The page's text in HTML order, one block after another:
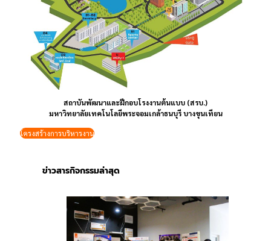
สถาบันพัฒนาและฝึกอบโรงงานต้นแบบ (สรบ.)
มหาวิทยาลัยเทคโนโลยีพระจอมเกล้าธนบุรี บางขุนเทียน
โครงสร้างการบริหารงาน
ข่าวสารกิจกรรมล่าสุด